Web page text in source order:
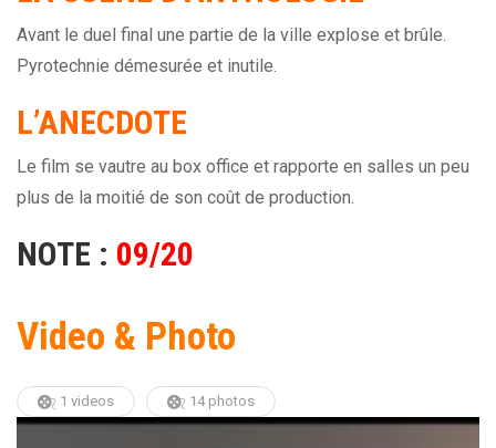
Avant le duel final une partie de la ville explose et brûle.
Pyrotechnie démesurée et inutile.
L’ANECDOTE
Le film se vautre au box office et rapporte en salles un peu
plus de la moitié de son coût de production.
NOTE : 09/20
Video & Photo
1 videos 14 photos